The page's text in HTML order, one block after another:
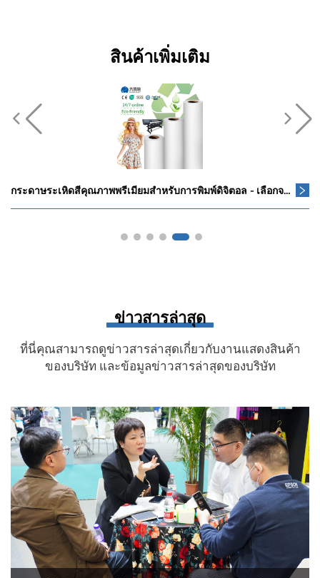
สินค้าเพิ่มเติม
หมึกระเหิดสี CMYK F6070 F6200 F6270 F7200 F7270 อัตราการถ่ายโอนสูง
ข่าวสารล่าสุด
ที่นี่คุณสามารถดูข่าวสารล่าสุดเกี่ยวกับงานแสดงสินค้า
ของบริษัท และข้อมูลข่าวสารล่าสุดของบริษัท